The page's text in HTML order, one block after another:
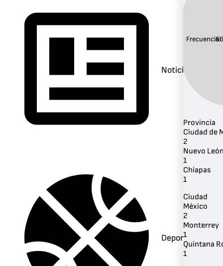
Noticias
Deportes
Frecuencia:
Provincia
Ciudad de
2
Nuevo
1
Chiapas
1
Ciudad
México
2
Monterrey
1
Quintana
1